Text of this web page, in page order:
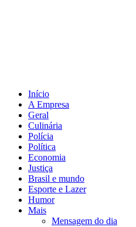
Início
A Empresa
Geral
Culinária
Polícia
Política
Economia
Justiça
Brasil e mundo
Esporte e Lazer
Humor
Mais
Mensagem do dia